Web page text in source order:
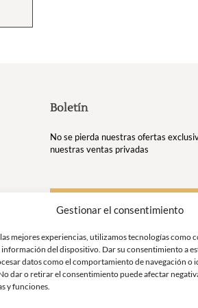
Gestionar el consentimiento
mejores experiencias, utilizamos tecnologías como
información del dispositivo. Dar su consentimiento a
datos como el comportamiento de navegación o
dar o retirar el consentimiento puede afectar
y funciones.
y
Boletín
No se pierda nuestras ofertas
nuestras ventas privadas
S'inscrire à la newsletter